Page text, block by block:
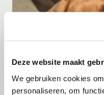
Deze website maakt
We gebruiken cookies
personaliseren, om